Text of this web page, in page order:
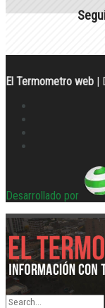
El Termometro web |
Desarrollado por